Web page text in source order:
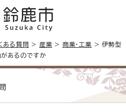
ある質問 > 産業 > 商業・工業 > 伊勢型
あるのですか